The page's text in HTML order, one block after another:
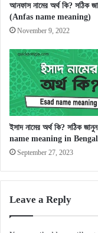
আনফাস নামের অর্থ কি? সঠিক
(Anfas name meaning)
November 9, 2022
ইসাদ নামের অর্থ কি? সঠিক
name meaning in
September 27, 2023
Leave a Reply